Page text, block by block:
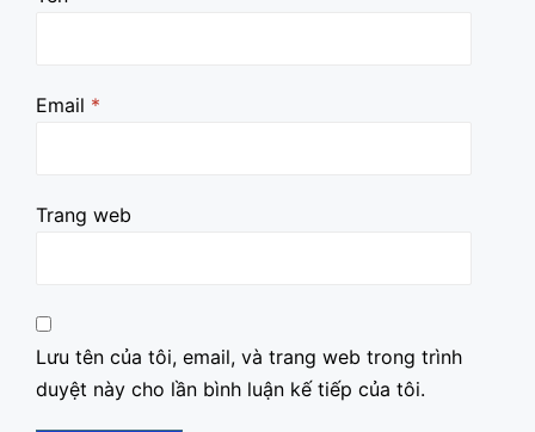
Email *
Trang web
Lưu tên của tôi, email, và trang web trong trình
duyệt này cho lần bình luận kế tiếp của tôi.